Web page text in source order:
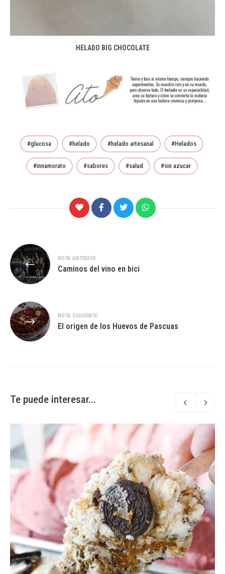
HELADO BIG CHOCOLATE
glucosa helado helado artesanal Helados
innamorato sabores salud sin azucar
Navegación
de
entradas
NOTA ANTERIOR
Caminos del vino en bici
NOTA SIGUIENTE
El origen de los Huevos de Pascuas
Te puede interesar...